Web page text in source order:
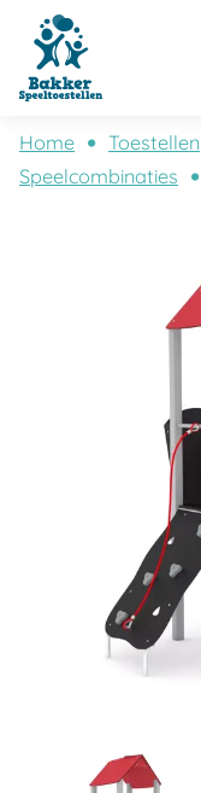
Home Toestellen
Speelcombinaties